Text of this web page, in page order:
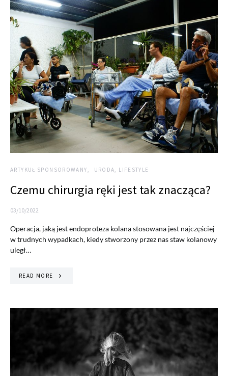
ARTYKUŁ SPONSOROWANY URODA, LIFESTYLE
Czemu chirurgia ręki jest tak znacząca?
03/10/2022
Operacja, jaką jest endoproteza kolana stosowana jest najczęściej
w trudnych wypadkach, kiedy stworzony przez nas staw kolanowy
uległ…
READ MORE